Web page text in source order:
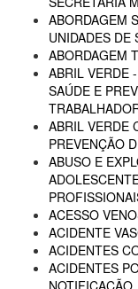
ABORDAGEM
UNIDADES DE
ABORDAGEM
ABRIL VERDE
SAÚDE E
ABRIL VERDE
PREVENÇÃO
ABUSO E
ACESSO
ACIDENTE
ACIDENTES
ACIDENTES
NOTIFICAÇÃO